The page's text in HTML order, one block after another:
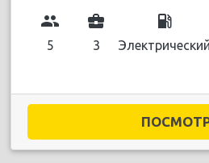
group
5
business_center
3
local_gas_station